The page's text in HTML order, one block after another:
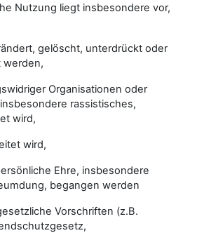
Nutzung liegt insbesondere vor,
gelöscht, unterdrückt oder
werden,
Organisationen oder
rassistisches,
wird,
wird,
Ehre, insbesondere
begangen werden
Vorschriften (z.B.